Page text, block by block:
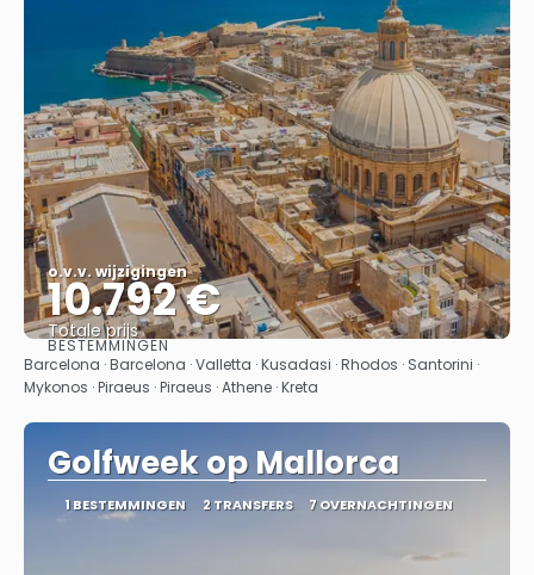
o.v.v. wijzigingen
10.792 €
Totale prijs
Bekijk
BESTEMMINGEN
Barcelona · Barcelona · Valletta · Kusadasi · Rhodos · Santorini ·
Mykonos · Piraeus · Piraeus · Athene · Kreta
Golfweek op Mallorca
1 BESTEMMINGEN 2 TRANSFERS 7 OVERNACHTINGEN